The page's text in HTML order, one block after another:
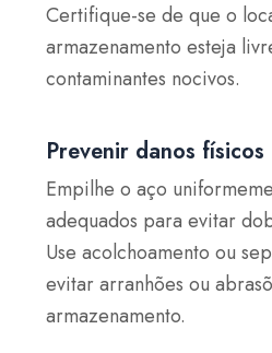
Certifique-se de que o
armazenamento esteja
contaminantes nocivos.
Prevenir danos físicos
Empilhe o aço
adequados para evitar
Use acolchoamento ou
evitar arranhões ou
armazenamento.